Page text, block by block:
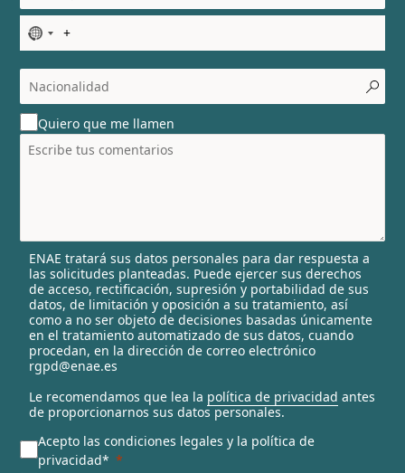
N
o
c
o
u
n
t
l
e
c
t
e
d
Quiero que me llamen
ENAE tratará sus datos personales para dar respuesta a
las solicitudes planteadas. Puede ejercer sus derechos
de acceso, rectificación, supresión y portabilidad de sus
datos, de limitación y oposición a su tratamiento, así
como a no ser objeto de decisiones basadas únicamente
en el tratamiento automatizado de sus datos, cuando
procedan, en la dirección de correo electrónico
rgpd@enae.es
Le recomendamos que lea la política de privacidad antes
de proporcionarnos sus datos personales.
Acepto las condiciones legales y la política de
privacidad*